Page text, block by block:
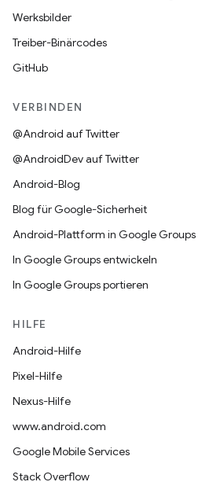
Werksbilder
Treiber-Binärcodes
GitHub
VERBINDEN
@Android auf Twitter
@AndroidDev auf Twitter
Android-Blog
Blog für Google-Sicherheit
Android-Plattform in Google Groups
In Google Groups entwickeln
In Google Groups portieren
HILFE
Android-Hilfe
Pixel-Hilfe
Nexus-Hilfe
www.android.com
Google Mobile Services
Stack Overflow